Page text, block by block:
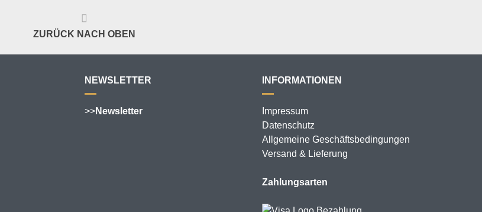
ZURÜCK NACH OBEN
NEWSLETTER
>>Newsletter
INFORMATIONEN
Impressum
Datenschutz
Allgemeine Geschäftsbedingungen
Versand & Lieferung
Zahlungsarten